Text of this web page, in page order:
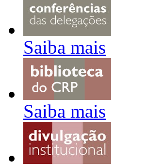
Saiba mais
Saiba mais